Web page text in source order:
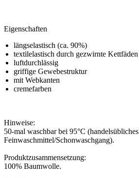
Eigenschaften
längselastisch (ca. 90%)
textilelastisch durch gezwirnte Kettfäden
luftdurchlässig
griffige Gewebestruktur
mit Webkanten
cremefarben
Hinweise:
50-mal waschbar bei 95°C (handelsübliches
Feinwaschmittel/Schonwaschgang).
Produktzusammensetzung:
100% Baumwolle.